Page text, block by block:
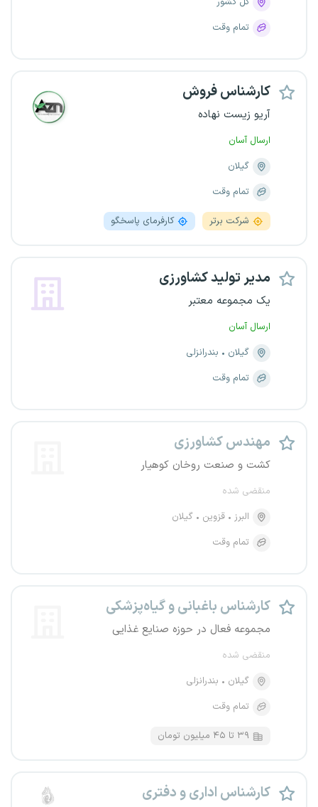
تمام وقت
کارشناس فروش
آریو زیست نهاده
ارسال آسان
گیلان
تمام وقت
شرکت برتر کارفرمای پاسخگو
مدیر تولید کشاورزی
یک مجموعه معتبر
ارسال آسان
گیلان
بندرانزلی
تمام وقت
مهندس کشاورزی
کشت و صنعت روخان کوهیار
منقضی شده
البرز
قزوین
گیلان
تمام وقت
کارشناس باغبانی و گیاه‌پزشکی
مجموعه فعال در حوزه صنایع غذایی
منقضی شده
گیلان
بندرانزلی
تمام وقت
۳۹ تا ۴۵ میلیون تومان
کارشناس اداری و دفتری